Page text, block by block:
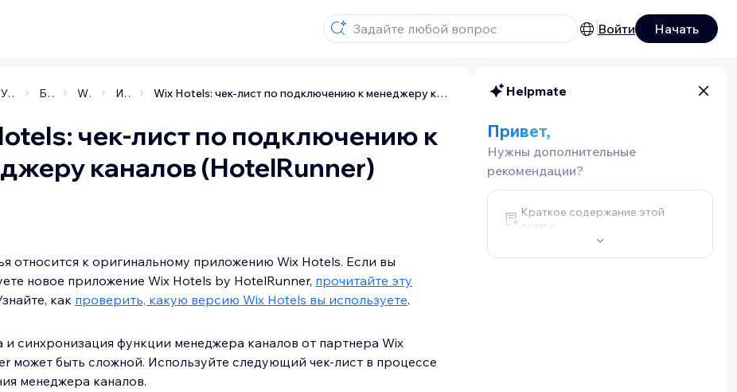
Войти Начать
Управление бизнесом Бизнес приложения Wix Hotels Интеграция приложения с внешними сервисами Wix Hotels: чек-лист по подключению к менеджеру каналов (HotelRunner)
чек-лист по подключению к
каналов (HotelRunner)
относится к оригинальному приложению Wix Hotels. Если вы
новое приложение Wix Hotels by HotelRunner, прочитайте эту
как проверить, какую версию Wix Hotels вы используете.
и синхронизация функции менеджера каналов от партнера Wix
может быть сложной. Используйте следующий чек-лист в процессе
менеджера каналов.
Helpmate
Привет,
Нужны дополнительные
рекомендации?
Краткое содержание этой
статьи